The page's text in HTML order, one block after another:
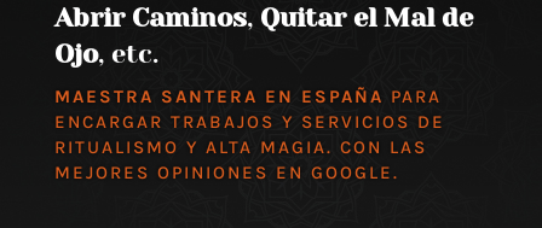
Abrir Caminos, Quitar el Mal de
Ojo, etc.
MAESTRA SANTERA EN ESPAÑA PARA
ENCARGAR TRABAJOS Y SERVICIOS DE
RITUALISMO Y ALTA MAGIA. CON LAS
MEJORES OPINIONES EN GOOGLE.